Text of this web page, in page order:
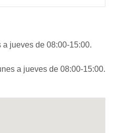
a jueves de 08:00-15:00.
a jueves de 08:00-15:00.